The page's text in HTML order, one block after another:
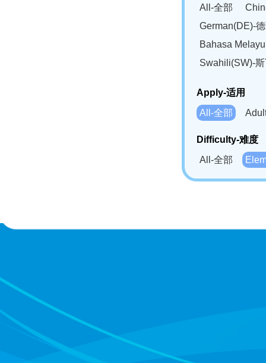
All-全部
German(DE)-
Bahasa
Swahili(SW)-
Apply-适用
All-全部
Difficulty-难度
All-全部